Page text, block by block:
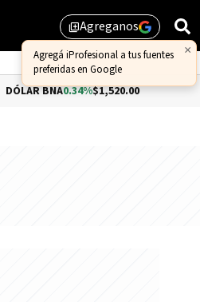
library_addAgreganos
×
Agregá iProfesional a tus fuentes
preferidas en Google
0.34%$1,520.00 DÓLAR